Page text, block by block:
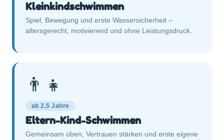
Kleinkindschwimmen
Spiel, Bewegung und erste Wassersicherheit –
altersgerecht, motivierend und ohne Leistungsdruck.
👨‍👧
ab 2,5 Jahre
Eltern-Kind-Schwimmen
Gemeinsam üben, Vertrauen stärken und erste eigene